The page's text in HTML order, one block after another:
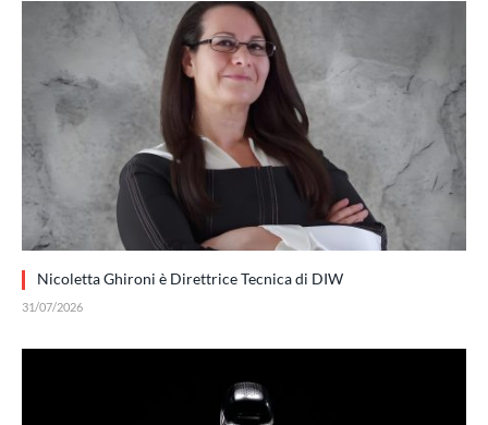
Nicoletta Ghironi è Direttrice Tecnica di DIW
31/07/2026